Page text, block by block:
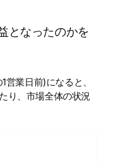
となったのかを
業日前)になると、
り、市場全体の状況